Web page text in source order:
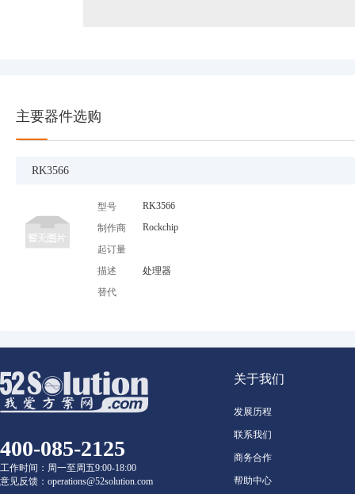
主要器件选购
RK3566
型号
RK3566
制作商
Rockchip
起订量
描述
处理器
替代
400-085-2125
工作时间：周一至周五9:00-18:00
意见反馈：operations@52solution.com
关于我们
发展历程
联系我们
商务合作
帮助中心